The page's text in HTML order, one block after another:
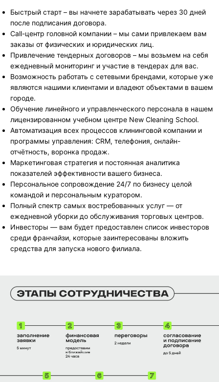
Быстрый старт – вы начнете зарабатывать через 30 дней
после подписания договора.
Call-центр головной компании – мы сами привлекаем вам
заказы от физических и юридических лиц.
Привлечение тендерных договоров – мы возьмем на себя
ежедневный мониторинг и участие в тендерах для вас.
Возможность работать с сетевыми брендами, которые уже
являются нашими клиентами и владеют объектами в вашем
городе.
Обучение линейного и управленческого персонала в нашем
лицензированном учебном центре New Cleaning School.
Автоматизация всех процессов клининговой компании и
программы управления: СRM, телефония, онлайн-
отчётность, воронка продаж.
Маркетинговая стратегия и постоянная аналитика
показателей эффективности вашего бизнеса.
Персональное сопровождение 24/7 по бизнесу целой
командой и персональным куратором.
Полный спектр самых востребованных услуг — от
ежедневной уборки до обслуживания торговых центров.
Инвесторы — вам будет предоставлен список инвесторов
среди франчайзи, которые заинтересованы вложить
средства для запуска нового филиала.